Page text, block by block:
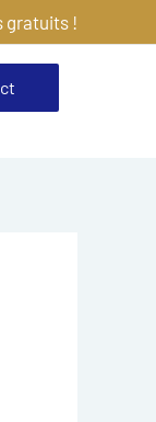
gratuits !